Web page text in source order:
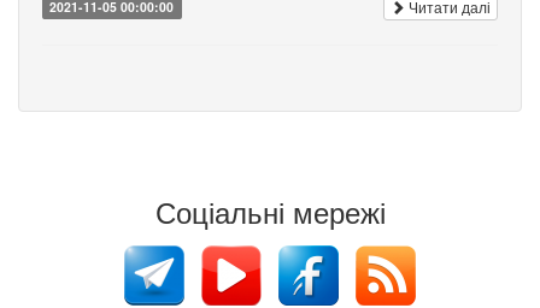
2021-11-05 00:00:00 Читати далі
Соціальні мережі